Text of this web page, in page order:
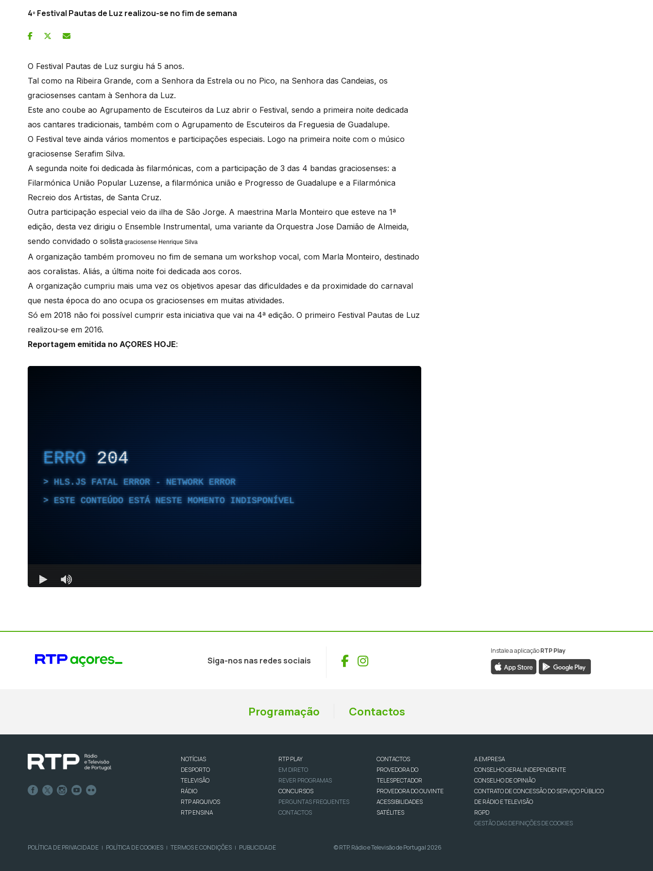
4º Festival Pautas de Luz realizou-se no fim de semana
O Festival Pautas de Luz surgiu há 5 anos.
Tal como na Ribeira Grande, com a Senhora da Estrela ou no Pico, na Senhora das Candeias, os
graciosenses cantam à Senhora da Luz.
Este ano coube ao Agrupamento de Escuteiros da Luz abrir o Festival, sendo a primeira noite dedicada
aos cantares tradicionais, também com o Agrupamento de Escuteiros da Freguesia de Guadalupe.
O Festival teve ainda vários momentos e participações especiais. Logo na primeira noite com o músico
graciosense Serafim Silva.
A segunda noite foi dedicada às filarmónicas, com a participação de 3 das 4 bandas graciosenses: a
Filarmónica União Popular Luzense, a filarmónica união e Progresso de Guadalupe e a Filarmónica
Recreio dos Artistas, de Santa Cruz.
Outra participação especial veio da ilha de São Jorge. A maestrina Marla Monteiro que esteve na 1ª
edição, desta vez dirigiu o Ensemble Instrumental, uma variante da Orquestra Jose Damião de Almeida,
sendo convidado o solista graciosense Henrique Silva
A organização também promoveu no fim de semana um workshop vocal, com Marla Monteiro, destinado
aos coralistas. Aliás, a última noite foi dedicada aos coros.
A organização cumpriu mais uma vez os objetivos apesar das dificuldades e da proximidade do carnaval
que nesta época do ano ocupa os graciosenses em muitas atividades.
Só em 2018 não foi possível cumprir esta iniciativa que vai na 4ª edição. O primeiro Festival Pautas de Luz
realizou-se em 2016.
Reportagem emitida no AÇORES HOJE:
Siga-nos nas redes sociais Facebook
Instagram
Instale a aplicaçãoRTP Play
Programação Contactos
NOTÍCIAS
DESPORTO
TELEVISÃO
RÁDIO
RTP ARQUIVOS
RTP ENSINA
RTP PLAY
EM DIRETO
REVER PROGRAMAS
CONCURSOS
PERGUNTAS FREQUENTES
CONTACTOS
CONTACTOS
PROVEDORA DO
TELESPECTADOR
PROVEDORA DO OUVINTE
ACESSIBILIDADES
SATÉLITES
A EMPRESA
CONSELHO GERAL INDEPENDENTE
CONSELHO DE OPINIÃO
CONTRATO DE CONCESSÃO DO SERVIÇO PÚBLICO
DE RÁDIO E TELEVISÃO
RGPD
GESTÃO DAS DEFINIÇÕES DE COOKIES
POLÍTICA DE PRIVACIDADE | POLÍTICA DE COOKIES | TERMOS E CONDIÇÕES | PUBLICIDADE © RTP, Rádio e Televisão de Portugal 2026